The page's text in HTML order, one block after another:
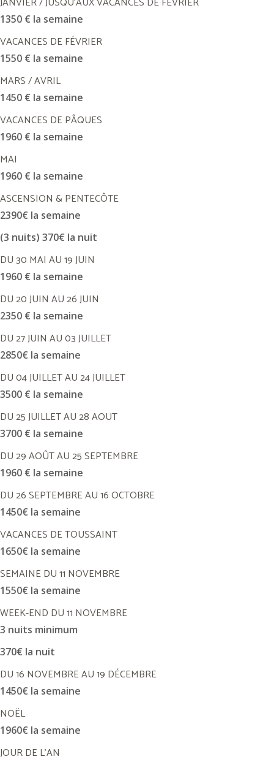
1350 € la semaine
VACANCES DE FÉVRIER
1550 € la semaine
MARS / AVRIL
1450 € la semaine
VACANCES DE PÂQUES
1960 € la semaine
MAI
1960 € la semaine
ASCENSION & PENTECÔTE
2390€ la semaine
(3 nuits) 370€ la nuit
DU 30 MAI AU 19 JUIN
1960 € la semaine
DU 20 JUIN AU 26 JUIN
2350 € la semaine
DU 27 JUIN AU 03 JUILLET
2850€ la semaine
DU 04 JUILLET AU 24 JUILLET
3500 € la semaine
DU 25 JUILLET AU 28 AOUT
3700 € la semaine
DU 29 AOÛT AU 25 SEPTEMBRE
1960 € la semaine
DU 26 SEPTEMBRE AU 16 OCTOBRE
1450€ la semaine
VACANCES DE TOUSSAINT
1650€ la semaine
SEMAINE DU 11 NOVEMBRE
1550€ la semaine
WEEK-END DU 11 NOVEMBRE
3 nuits minimum
370€ la nuit
DU 16 NOVEMBRE AU 19 DÉCEMBRE
1450€ la semaine
NOËL
1960€ la semaine
JOUR DE L'AN